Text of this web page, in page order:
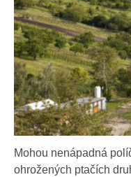
Mohou nenápadná
ohrožených ptačích